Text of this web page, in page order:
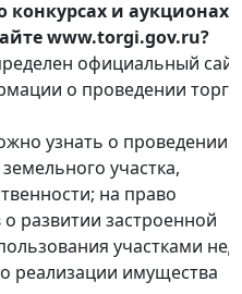
и аукционах
www.torgi.gov.ru?
официальный сайт
о проведении
узнать о проведении
участка,
на право
развитии застроенной
участками
реализации имущества